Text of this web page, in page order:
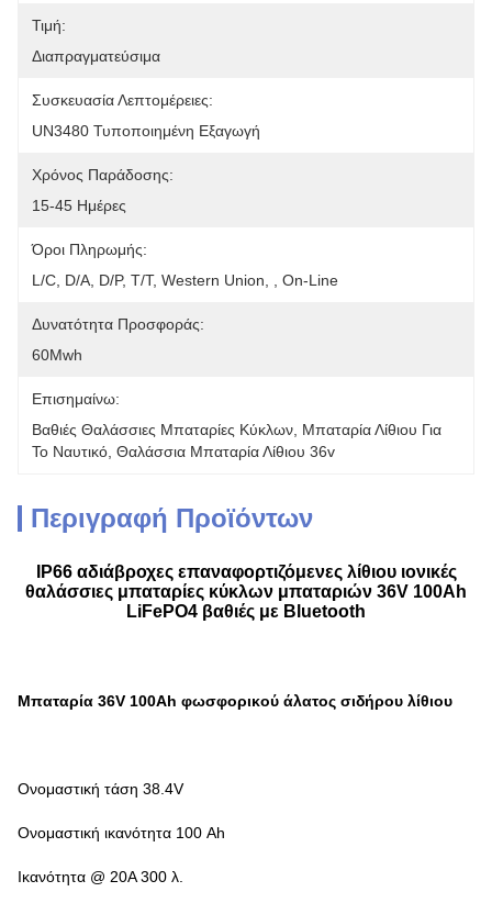
Τιμή:
Διαπραγματεύσιμα
Συσκευασία Λεπτομέρειες:
UN3480 Τυποποιημένη Εξαγωγή
Χρόνος Παράδοσης:
15-45 Ημέρες
Όροι Πληρωμής:
L/C, D/A, D/P, T/T, Western Union, , On-Line
Δυνατότητα Προσφοράς:
60Mwh
Επισημαίνω:
Βαθιές Θαλάσσιες Μπαταρίες Κύκλων, Μπαταρία Λίθιου Για
Το Ναυτικό, Θαλάσσια Μπαταρία Λίθιου 36v
Περιγραφή Προϊόντων
IP66 αδιάβροχες επαναφορτιζόμενες λίθιου ιονικές
θαλάσσιες μπαταρίες κύκλων μπαταριών 36V 100Ah
LiFePO4 βαθιές με Bluetooth
Μπαταρία 36V 100Ah φωσφορικού άλατος σιδήρου λίθιου
Ονομαστική τάση 38.4V
Ονομαστική ικανότητα 100 Ah
Ικανότητα @ 20A 300 λ.